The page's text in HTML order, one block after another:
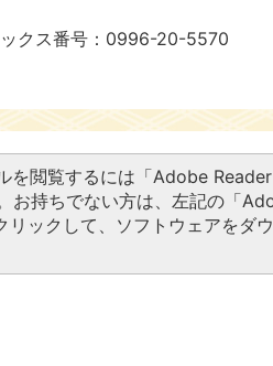
クス番号：0996-20-5570
を閲覧するには「Adobe
お持ちでない方は、左記の「
ックして、ソフトウェアをダ